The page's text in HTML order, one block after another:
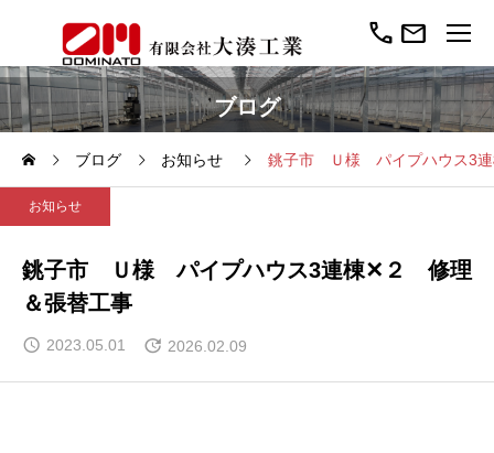
call mail
ブログ
ブログ お知らせ 銚子市 Ｕ様 パイプハウス3
お知らせ
銚子市 Ｕ様 パイプハウス3連棟✕２ 修理
＆張替工事
2023.05.01 2026.02.09